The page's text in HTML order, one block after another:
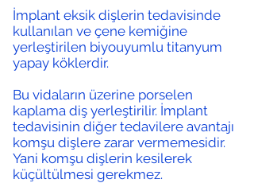
İmplant eksik dişlerin tedavisinde
kullanılan ve çene kemiğine
yerleştirilen biyouyumlu titanyum
yapay köklerdir.
Bu vidaların üzerine porselen
kaplama diş yerleştirilir. İmplant
tedavisinin diğer tedavilere avantajı
komşu dişlere zarar vermemesidir.
Yani komşu dişlerin kesilerek
küçültülmesi gerekmez.